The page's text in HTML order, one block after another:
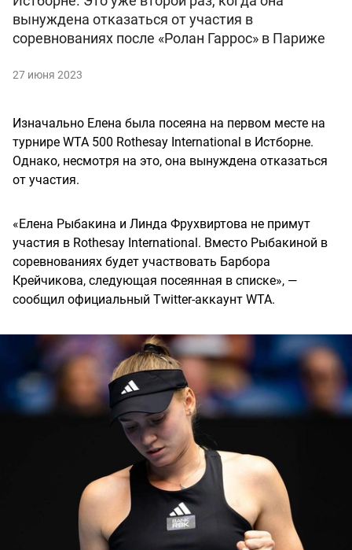
вынуждена отказаться от участия в
соревнованиях после «Ролан Гаррос» в Париже
27 июня 2023
Изначально Елена была посеяна на первом месте на
турнире WTA 500 Rothesay International в Истборне.
Однако, несмотря на это, она вынуждена отказаться
от участия.
«Елена Рыбакина и Линда Фрухвиртова не примут
участия в Rothesay International. Вместо Рыбакиной в
соревнованиях будет участвовать Барбора
Крейчикова, следующая посеянная в списке», —
сообщил официальный Twitter-аккаунт WTA.